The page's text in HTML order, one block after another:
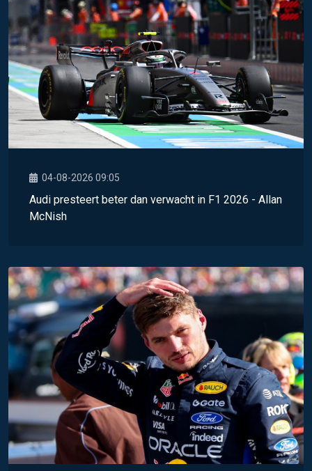
04-08-2026 09:05
Audi presteert beter dan verwacht in F1 2026 - Allan
McNish